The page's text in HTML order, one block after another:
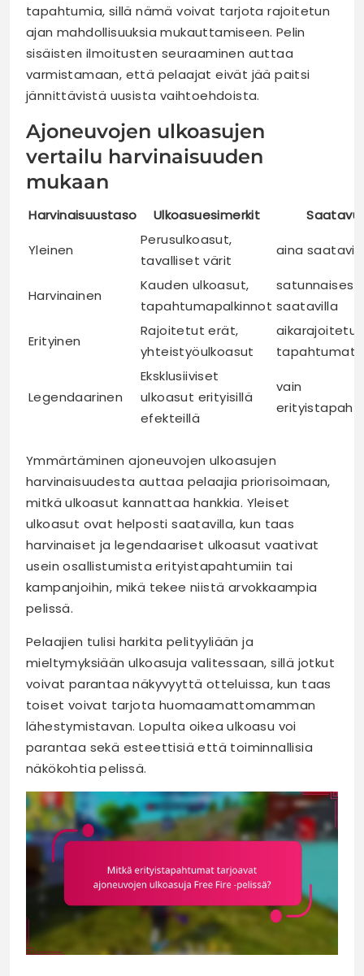
tapahtumia, sillä nämä voivat tarjota rajoitetun
ajan mahdollisuuksia mukauttamiseen. Pelin
sisäisten ilmoitusten seuraaminen auttaa
varmistamaan, että pelaajat eivät jää paitsi
jännittävistä uusista vaihtoehdoista.
Ajoneuvojen ulkoasujen
vertailu harvinaisuuden
mukaan
Harvinaisuustaso Ulkoasuesimerkit
Yleinen
Perusulkoasut,
tavalliset värit
aina
Harvinainen
Kauden ulkoasut,
tapahtumapalkinnot
satunnaisesti
saatavilla
Erityinen
Rajoitetut erät,
yhteistyöulkoasut
aikarajoitetut
tapahtumat
Legendaarinen
Eksklusiiviset
ulkoasut erityisillä
efekteillä
vain
Ymmärtäminen ajoneuvojen ulkoasujen
harvinaisuudesta auttaa pelaajia priorisoimaan,
mitkä ulkoasut kannattaa hankkia. Yleiset
ulkoasut ovat helposti saatavilla, kun taas
harvinaiset ja legendaariset ulkoasut vaativat
usein osallistumista erityistapahtumiin tai
kampanjoihin, mikä tekee niistä arvokkaampia
pelissä.
Pelaajien tulisi harkita pelityyliään ja
mieltymyksiään ulkoasuja valitessaan, sillä jotkut
voivat parantaa näkyvyyttä otteluissa, kun taas
toiset voivat tarjota huomaamattomamman
lähestymistavan. Lopulta oikea ulkoasu voi
parantaa sekä esteettisiä että toiminnallisia
näkökohtia pelissä.